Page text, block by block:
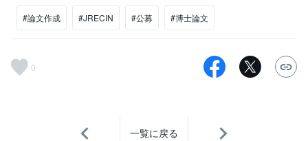
#論文作成 #JRECIN #公募 #博士論文
0
一覧に戻る